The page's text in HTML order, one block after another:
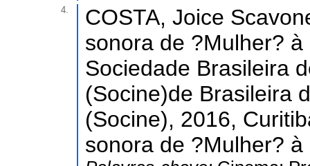
4.
COSTA, Joice
sonora de ?Mulher?
Sociedade Brasileira
(Socine)de Brasileira
(Socine), 2016,
sonora de ?Mulher?